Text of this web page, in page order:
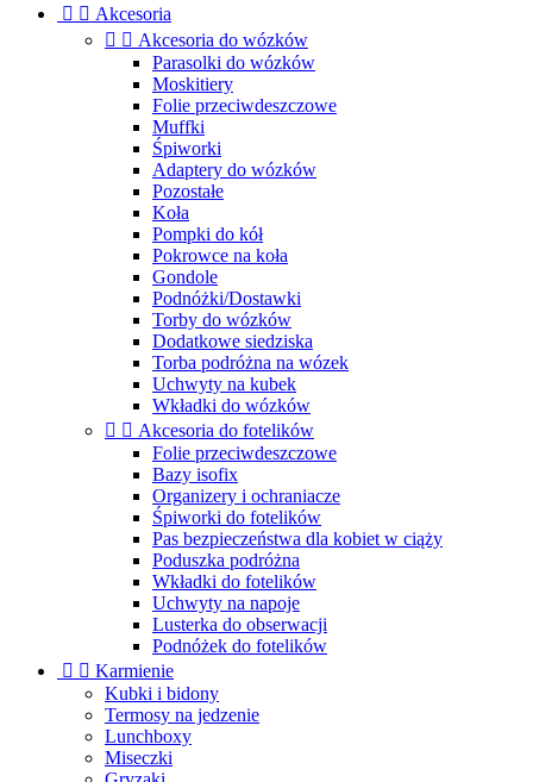
  Akcesoria
  Akcesoria do wózków
Parasolki do wózków
Moskitiery
Folie przeciwdeszczowe
Muffki
Śpiworki
Adaptery do wózków
Pozostałe
Koła
Pompki do kół
Pokrowce na koła
Gondole
Podnóżki/Dostawki
Torby do wózków
Dodatkowe siedziska
Torba podróżna na wózek
Uchwyty na kubek
Wkładki do wózków
  Akcesoria do fotelików
Folie przeciwdeszczowe
Bazy isofix
Organizery i ochraniacze
Śpiworki do fotelików
Pas bezpieczeństwa dla kobiet w ciąży
Poduszka podróżna
Wkładki do fotelików
Uchwyty na napoje
Lusterka do obserwacji
Podnóżek do fotelików
  Karmienie
Kubki i bidony
Termosy na jedzenie
Lunchboxy
Miseczki